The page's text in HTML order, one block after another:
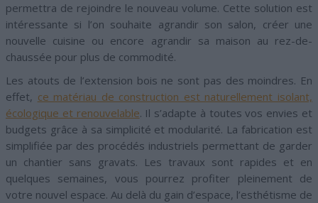
permettra de rejoindre le nouveau volume. Cette solution est
intéressante si l’on souhaite agrandir son salon, créer une
nouvelle cuisine ou encore agrandir sa maison au rez-de-
chaussée pour plus de commodité.
Les atouts de l’extension bois ne sont pas des moindres. En
effet, ce matériau de construction est naturellement isolant,
écologique et renouvelable. Il s’adapte à toutes vos envies et
budgets grâce à sa simplicité et modularité. La fabrication est
simplifiée par des procédés industriels permettant de garder
un chantier sans gravats. Les travaux sont rapides et en
quelques semaines, vous pourrez profiter pleinement de
votre nouvel espace. Au delà du gain d’espace, l’esthétisme de